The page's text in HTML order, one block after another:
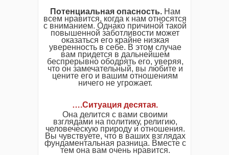
Потенциальная опасность.Нам
всем нравится, когда к нам относятся
с вниманием. Однако причиной такой
повышенной заботливости может
оказаться его крайне низкая
уверенность в себе. В этом случае
вам придется в дальнейшем
беспрерывно ободрять его, уверяя,
что он замечательный, вы любите и
цените его и вашим отношениям
ничего не угрожает.
….Ситуация десятая.
Она делится с вами своими
взглядами на политику, религию,
человеческую природу и отношения.
Вы чувствуете, что в ваших взглядах
фундаментальная разница. Вместе с
тем она вам очень нравится.